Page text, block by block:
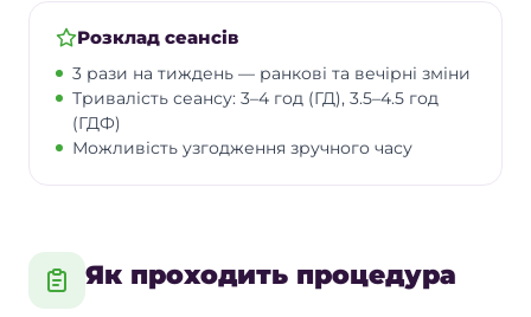
Розклад сеансів
3 рази на тиждень — ранкові та вечірні зміни
Тривалість сеансу: 3–4 год (ГД), 3.5–4.5 год
(ГДФ)
Можливість узгодження зручного часу
Як проходить процедура